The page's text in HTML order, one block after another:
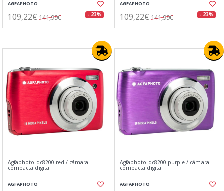
AGFAPHOTO
109,22€ 141,99€ - 23%
AGFAPHOTO
109,22€ 141,99€ - 23%
Agfaphoto dc8200 red / cámara
compacta digital
AGFAPHOTO
Agfaphoto dc8200 purple / cámara
compacta digital
AGFAPHOTO